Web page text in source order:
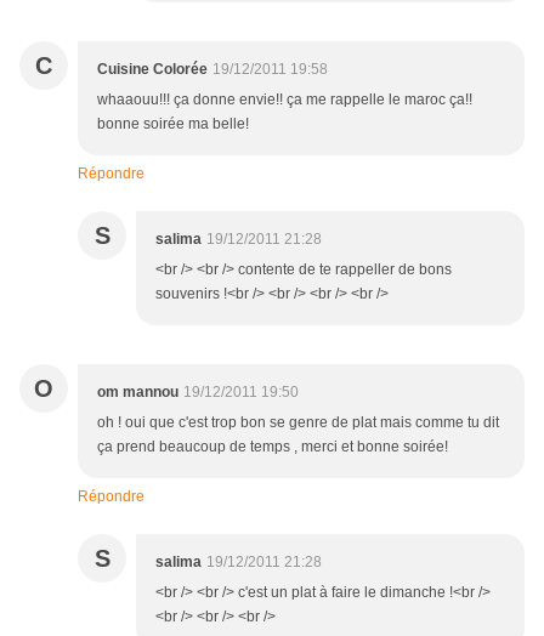
C Cuisine Colorée 19/12/2011 19:58
whaaouu!!! ça donne envie!! ça me rappelle le maroc ça!!
bonne soirée ma belle!
Répondre
S salima 19/12/2011 21:28
<br /> <br /> contente de te rappeller de bons
souvenirs !<br /> <br /> <br /> <br />
O om mannou 19/12/2011 19:50
oh ! oui que c'est trop bon se genre de plat mais comme tu dit
ça prend beaucoup de temps , merci et bonne soirée!
Répondre
S salima 19/12/2011 21:28
<br /> <br /> c'est un plat à faire le dimanche !<br />
<br /> <br /> <br />